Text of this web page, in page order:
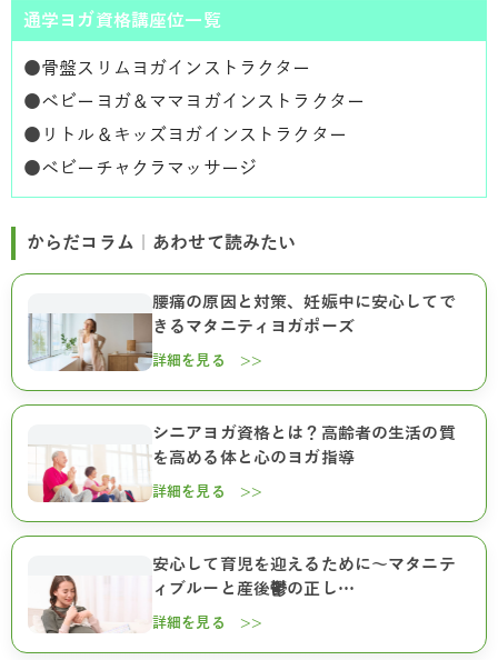
通学ヨガ資格講座位一覧
●骨盤スリムヨガインストラクター
●ベビーヨガ＆ママヨガインストラクター
● リトル＆キッズヨガインストラクター
●ベビーチャクラマッサージ
からだコラム｜あわせて読みたい
腰痛の原因と対策、妊娠中に安心してで
きるマタニティヨガポーズ
詳細を見る >>
シニアヨガ資格とは？高齢者の生活の質
を高める体と心のヨガ指導
詳細を見る >>
安心して育児を迎えるために～マタニテ
ィブルーと産後鬱の正し…
詳細を見る >>